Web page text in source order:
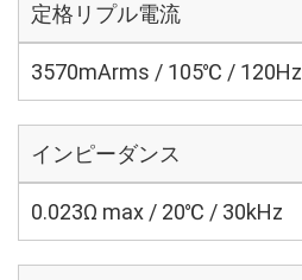
定格リプル電流
3570mArms / 105℃ / 120Hz
インピーダンス
0.023Ω max / 20℃ / 30kHz